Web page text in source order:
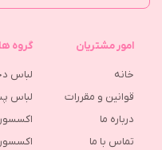
امور مشتریان
خانه
قوانین و مقررات
درباره ما
تماس با ما
گروه
لباس
لباس